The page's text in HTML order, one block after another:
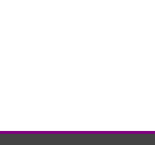
平成22年3月9日